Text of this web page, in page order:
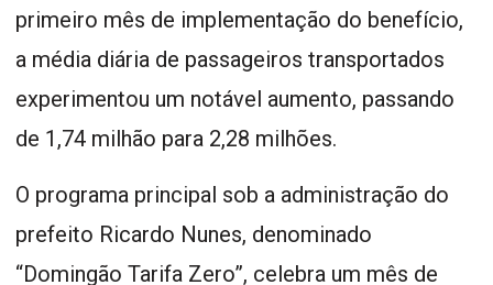
primeiro mês de implementação do benefício,
a média diária de passageiros transportados
experimentou um notável aumento, passando
de 1,74 milhão para 2,28 milhões.
O programa principal sob a administração do
prefeito Ricardo Nunes, denominado
“Domingão Tarifa Zero”, celebra um mês de